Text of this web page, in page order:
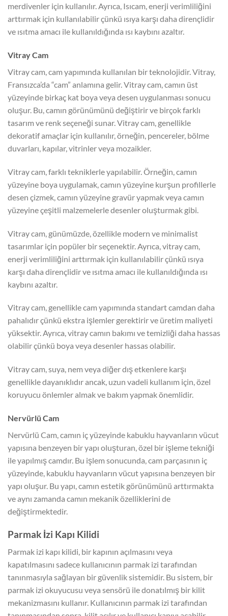
merdivenler için kullanılır. Ayrıca, Isıcam, enerji verimliliğini
arttırmak için kullanılabilir çünkü ısıya karşı daha dirençlidir
ve ısıtma amacı ile kullanıldığında ısı kaybını azaltır.
Vitray Cam
Vitray cam, cam yapımında kullanılan bir teknolojidir. Vitray,
Fransızca’da “cam” anlamına gelir. Vitray cam, camın üst
yüzeyinde birkaç kat boya veya desen uygulanması sonucu
oluşur. Bu, camın görünümünü değiştirir ve birçok farklı
tasarım ve renk seçeneği sunar. Vitray cam, genellikle
dekoratif amaçlar için kullanılır, örneğin, pencereler, bölme
duvarları, kapılar, vitrinler veya mozaikler.
Vitray cam, farklı tekniklerle yapılabilir. Örneğin, camın
yüzeyine boya uygulamak, camın yüzeyine kurşun profillerle
desen çizmek, camın yüzeyine gravür yapmak veya camın
yüzeyine çeşitli malzemelerle desenler oluşturmak gibi.
Vitray cam, günümüzde, özellikle modern ve minimalist
tasarımlar için popüler bir seçenektir. Ayrıca, vitray cam,
enerji verimliliğini arttırmak için kullanılabilir çünkü ısıya
karşı daha dirençlidir ve ısıtma amacı ile kullanıldığında ısı
kaybını azaltır.
Vitray cam, genellikle cam yapımında standart camdan daha
pahalıdır çünkü ekstra işlemler gerektirir ve üretim maliyeti
yüksektir. Ayrıca, vitray camın bakımı ve temizliği daha hassas
olabilir çünkü boya veya desenler hassas olabilir.
Vitray cam, suya, nem veya diğer dış etkenlere karşı
genellikle dayanıklıdır ancak, uzun vadeli kullanım için, özel
koruyucu önlemler almak ve bakım yapmak önemlidir.
Nervürlü Cam
Nervürlü Cam, camın iç yüzeyinde kabuklu hayvanların vücut
yapısına benzeyen bir yapı oluşturan, özel bir işleme tekniği
ile yapılmış camdır. Bu işlem sonucunda, cam parçasının iç
yüzeyinde, kabuklu hayvanların vücut yapısına benzeyen bir
yapı oluşur. Bu yapı, camın estetik görünümünü arttırmakta
ve aynı zamanda camın mekanik özelliklerini de
değiştirmektedir.
Parmak İzi Kapı Kilidi
Parmak izi kapı kilidi, bir kapının açılmasını veya
kapatılmasını sadece kullanıcının parmak izi tarafından
tanınmasıyla sağlayan bir güvenlik sistemidir. Bu sistem, bir
parmak izi okuyucusu veya sensörü ile donatılmış bir kilit
mekanizmasını kullanır. Kullanıcının parmak izi tarafından